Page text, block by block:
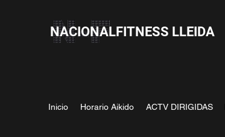
NACIONALFITNESS LLEIDA
Inicio Horario Aikido ACTV DIRIGIDAS